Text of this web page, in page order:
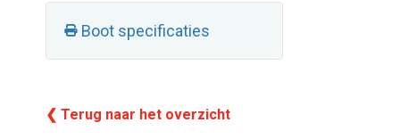
Boot specificaties
❮ Terug naar het overzicht